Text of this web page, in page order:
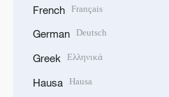
French Français
German Deutsch
Greek Ελληνικά
Hausa Hausa